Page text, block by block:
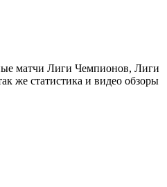
матчи Лиги Чемпионов, Лиги
же статистика и видео обзоры